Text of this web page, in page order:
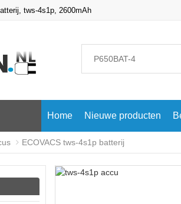
tws-4s1p, 2600mAh
Home Nieuwe producten
ECOVACS tws-4s1p batterij